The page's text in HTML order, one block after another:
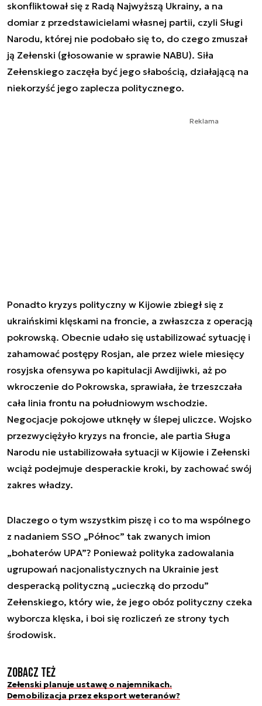
skonfliktował się z Radą Najwyższą Ukrainy, a na
domiar z przedstawicielami własnej partii, czyli Sługi
Narodu, której nie podobało się to, do czego zmuszał
ją Zełenski (głosowanie w sprawie NABU). Siła
Zełenskiego zaczęła być jego słabością, działającą na
niekorzyść jego zaplecza politycznego.
Reklama
Ponadto kryzys polityczny w Kijowie zbiegł się z
ukraińskimi klęskami na froncie, a zwłaszcza z operacją
pokrowską. Obecnie udało się ustabilizować sytuację i
zahamować postępy Rosjan, ale przez wiele miesięcy
rosyjska ofensywa po kapitulacji Awdijiwki, aż po
wkroczenie do Pokrowska, sprawiała, że trzeszczała
cała linia frontu na południowym wschodzie.
Negocjacje pokojowe utknęły w ślepej uliczce. Wojsko
przezwyciężyło kryzys na froncie, ale partia Sługa
Narodu nie ustabilizowała sytuacji w Kijowie i Zełenski
wciąż podejmuje desperackie kroki, by zachować swój
zakres władzy.
Dlaczego o tym wszystkim piszę i co to ma wspólnego
z nadaniem SSO „Północ” tak zwanych imion
„bohaterów UPA”? Ponieważ polityka zadowalania
ugrupowań nacjonalistycznych na Ukrainie jest
desperacką polityczną „ucieczką do przodu”
Zełenskiego, który wie, że jego obóz polityczny czeka
wyborcza klęska, i boi się rozliczeń ze strony tych
środowisk.
Zobacz też
Zełenski planuje ustawę o najemnikach.
Demobilizacja przez eksport weteranów?